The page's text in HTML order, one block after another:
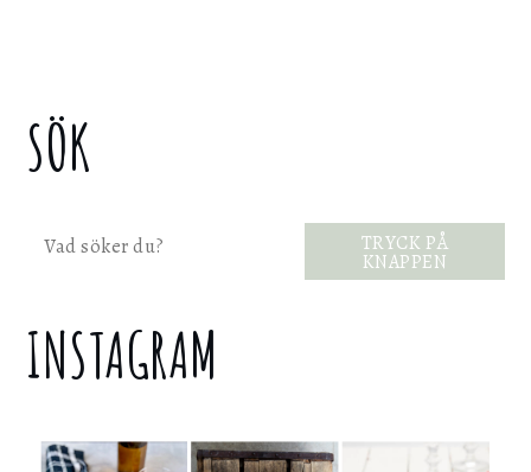
SÖK
Sök TRYCK PÅ
KNAPPEN
INSTAGRAM